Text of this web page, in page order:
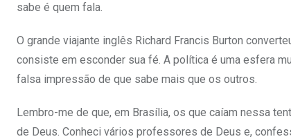
sabe é quem fala.
O grande viajante inglês Richard Francis Burton
consiste em esconder sua fé. A política é uma esfera
falsa impressão de que sabe mais que os outros.
Lembro-me de que, em Brasília, os que caíam nessa
de Deus. Conheci vários professores de Deus e,